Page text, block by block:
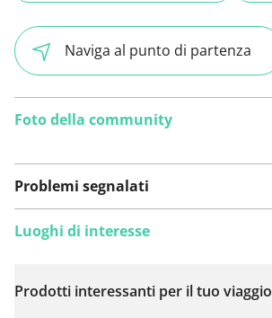
Naviga al punto di partenza
Foto della community
Problemi segnalati
Visualizza sulla mappa
Luoghi di interesse
Prodotti interessanti per il tuo viaggio